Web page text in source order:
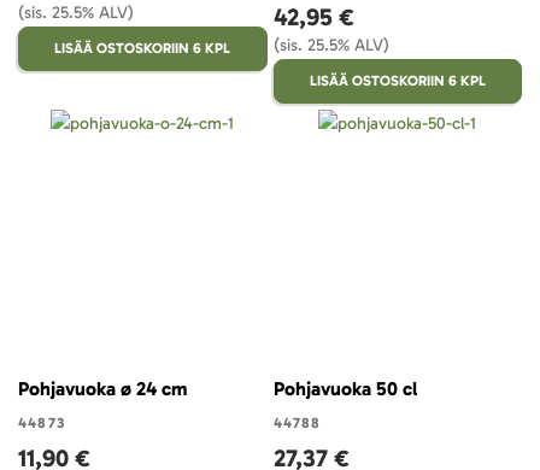
(sis. 25.5% ALV)
LISÄÄ OSTOSKORIIN 6 KPL
42,95 €
(sis. 25.5% ALV)
LISÄÄ OSTOSKORIIN 6 KPL
Pohjavuoka ø 24 cm
44873
11,90 €
Pohjavuoka 50 cl
44788
27,37 €